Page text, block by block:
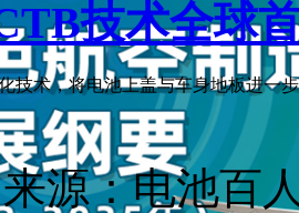
技术全球
技术，将电池上盖与车身地板进一
源：电池百